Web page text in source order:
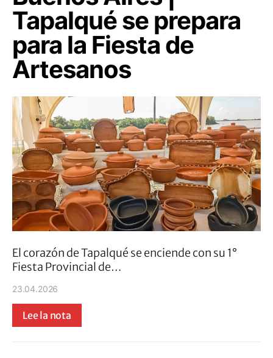
Tapalqué se prepara
para la Fiesta de
Artesanos
El corazón de Tapalqué se enciende con su 1°
Fiesta Provincial de…
23.04.2026
Lee la nota